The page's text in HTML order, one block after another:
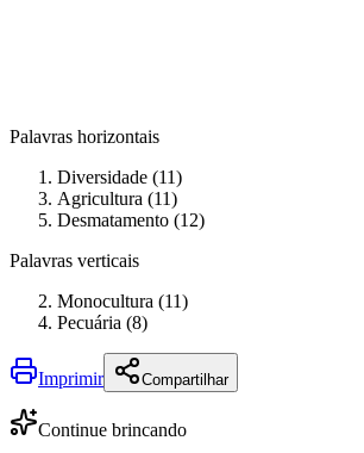
Palavras horizontais
Diversidade (11)
Agricultura (11)
Desmatamento (12)
Palavras verticais
Monocultura (11)
Pecuária (8)
Imprimir Compartilhar
Continue brincando